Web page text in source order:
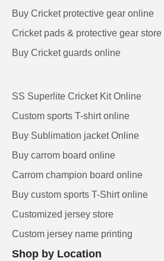
Buy Cricket protective gear online
Cricket pads & protective gear store
Buy Cricket guards online
SS Superlite Cricket Kit Online
Custom sports T-shirt online
Buy Sublimation jacket Online
Buy carrom board online
Carrom champion board online
Buy custom sports T-Shirt online
Customized jersey store
Custom jersey name printing
Shop by Location